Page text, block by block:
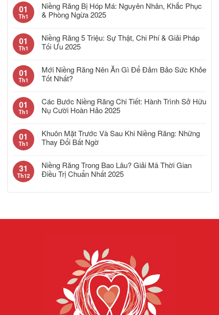
01
Th1
Niềng Răng Bị Hóp Má: Nguyên Nhân, Khắc Phục
& Phòng Ngừa 2025
01
Th1
Niềng Răng 5 Triệu: Sự Thật, Chi Phí & Giải Pháp
Tối Ưu 2025
01
Th1
Mới Niềng Răng Nên Ăn Gì Để Đảm Bảo Sức Khỏe
Tốt Nhất?
01
Th1
Các Bước Niềng Răng Chi Tiết: Hành Trình Sở Hữu
Nụ Cười Hoàn Hảo 2025
01
Th1
Khuôn Mặt Trước Và Sau Khi Niềng Răng: Những
Thay Đổi Bất Ngờ
31
Th12
Niềng Răng Trong Bao Lâu? Giải Mã Thời Gian
Điều Trị Chuẩn Nhất 2025